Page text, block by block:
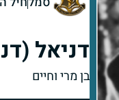
דניאל
בן מרי וחיים